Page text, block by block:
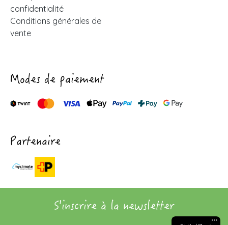
confidentialité
Conditions générales de
vente
Modes de paiement
Partenaire
S'inscrire à la newsletter